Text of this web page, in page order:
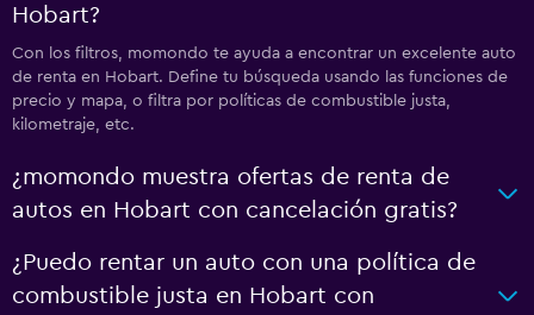
Hobart?
Con los filtros, momondo te ayuda a encontrar un excelente auto
de renta en Hobart. Define tu búsqueda usando las funciones de
precio y mapa, o filtra por políticas de combustible justa,
kilometraje, etc.
¿momondo muestra ofertas de renta de
autos en Hobart con cancelación gratis?
¿Puedo rentar un auto con una política de
combustible justa en Hobart con